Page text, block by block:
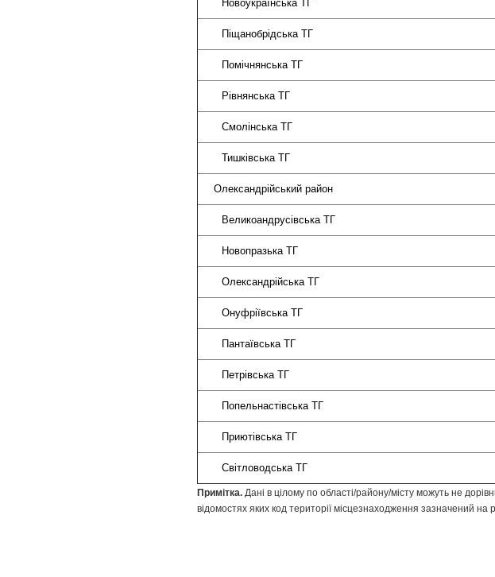
Новоукраїнська
Піщанобрідська
Помічнянська
Рівнянська ТГ
Смолінська
Тишківська ТГ
Олександрійський
Великоандрусівська
Новопразька
Олександрійська
Онуфріївська
Пантаївська
Петрівська ТГ
Попельнастівська
Приютівська
Світловодська
Примітка.Дані в цілому по області/району/місту можуть не
відомостях яких код території місцезнаходження зазначений на